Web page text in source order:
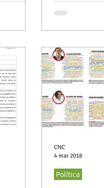
Política
CNC
4 mar 2018